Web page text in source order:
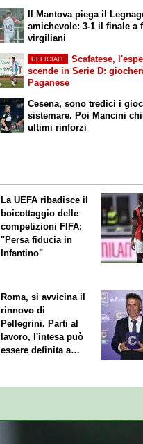
Il Mantova piega il
amichevole: 3-1 il finale a
virgiliani
UFFICIALE
Scafatese,
scende in Serie D:
Paganese
Cesena, sono tredici i
sistemare. Poi Mancini
ultimi rinforzi
La UEFA ribadisce il
boicottaggio delle
competizioni FIFA:
"Persa fiducia in
Infantino"
Roma, si avvicina il
rinnovo di
Pellegrini. Parti al
lavoro, l'intesa può
essere definita a